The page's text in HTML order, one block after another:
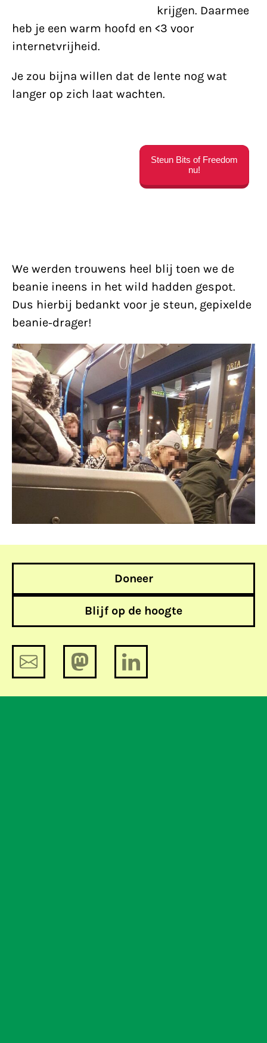
krijgen. Daarmee
heb je een warm hoofd en <3 voor
internetvrijheid.
Je zou bijna willen dat de lente nog wat
langer op zich laat wachten.
Steun Bits of Freedom
nu!
We werden trouwens heel blij toen we de
beanie ineens in het wild hadden gespot.
Dus hierbij bedankt voor je steun, gepixelde
beanie-drager!
Doneer
Blijf op de hoogte